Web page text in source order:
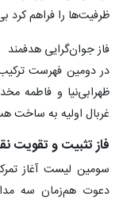
ظرفیت‌ها را فراهم کرد
فاز جوان‌گرایی هدفمند
در دومین فهرست
ظهرابی‌نیا و فاطمه
غربال اولیه به ساخت
فاز تثبیت و تقویت
سومین لیست آغاز
دعوت هم‌زمان سه